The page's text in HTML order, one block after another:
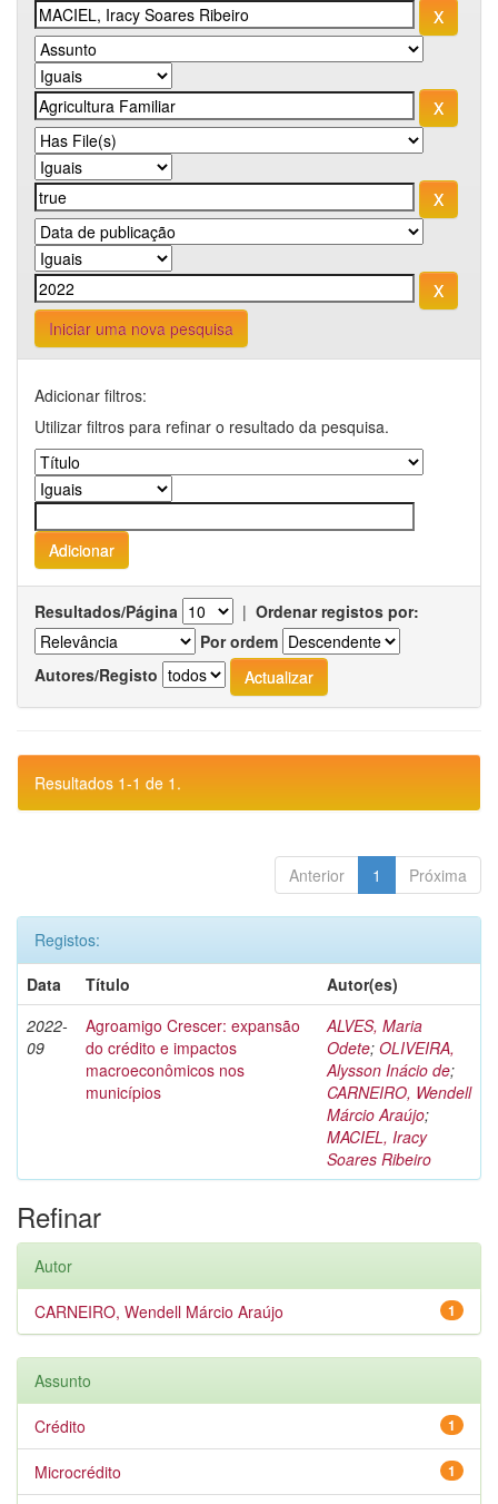
Iniciar uma nova pesquisa
Adicionar filtros:
Utilizar filtros para refinar o resultado da pesquisa.
Resultados/Página | Ordenar registos por:
Por ordem
Autores/Registo
Resultados 1-1 de 1.
Anterior 1 Próxima
Registos:
Data
Título
Autor(es)
2022-
09
Agroamigo Crescer: expansão
do crédito e impactos
macroeconômicos nos
municípios
ALVES, Maria
Odete; OLIVEIRA,
Alysson Inácio de;
CARNEIRO, Wendell
Márcio Araújo;
MACIEL, Iracy
Soares Ribeiro
Refinar
Autor
1
CARNEIRO, Wendell Márcio Araújo
Assunto
1
Crédito
1
Microcrédito